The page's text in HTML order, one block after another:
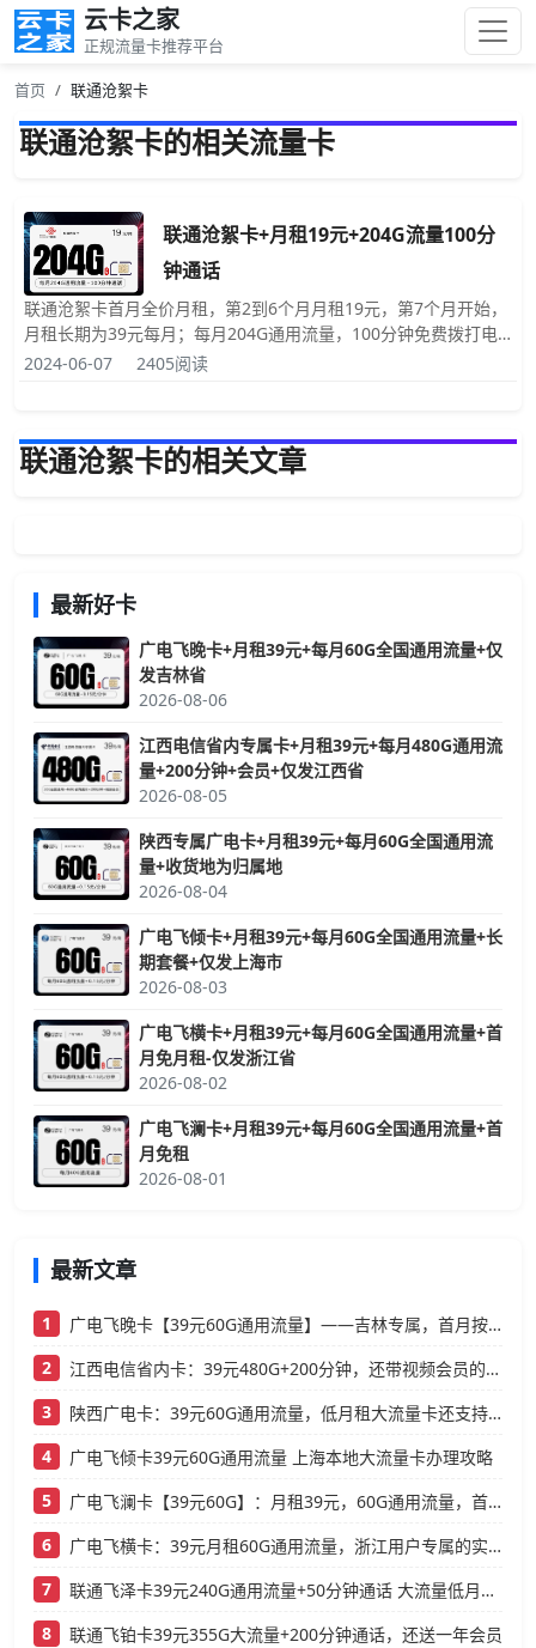
云卡之家
正规流量卡推荐平台
首页 联通沧絮卡
联通沧絮卡的相关流量卡
联通沧絮卡+月租19元+204G流量100分
钟通话
联通沧絮卡首月全价月租，第2到6个月月租19元，第7个月开始，
月租长期为39元每月；每月204G通用流量，100分钟免费拨打电
话时长，发送短信彩信0.1元每条，赠送来电显示，联通沧絮卡归
2024-06-07 2405阅读
联通沧絮卡的相关文章
最新好卡
广电飞晚卡+月租39元+每月60G全国通用流量+仅
发吉林省
2026-08-06
江西电信省内专属卡+月租39元+每月480G通用流
量+200分钟+会员+仅发江西省
2026-08-05
陕西专属广电卡+月租39元+每月60G全国通用流
量+收货地为归属地
2026-08-04
广电飞倾卡+月租39元+每月60G全国通用流量+长
期套餐+仅发上海市
2026-08-03
广电飞横卡+月租39元+每月60G全国通用流量+首
月免月租-仅发浙江省
2026-08-02
广电飞澜卡+月租39元+每月60G全国通用流量+首
月免租
2026-08-01
最新文章
1
广电飞晚卡【39元60G通用流量】——吉林专属，首月按天折算，流量充足不踩坑
2
江西电信省内卡：39元480G+200分钟，还带视频会员的大流量卡
3
陕西广电卡：39元60G通用流量，低月租大流量卡还支持结转
4
广电飞倾卡39元60G通用流量 上海本地大流量卡办理攻略
5
广电飞澜卡【39元60G】：月租39元，60G通用流量，首月免费真香！
6
广电飞横卡：39元月租60G通用流量，浙江用户专属的实用型套餐
7
联通飞泽卡39元240G通用流量+50分钟通话 大流量低月租办理指南
8
联通飞铂卡39元355G大流量+200分钟通话，还送一年会员